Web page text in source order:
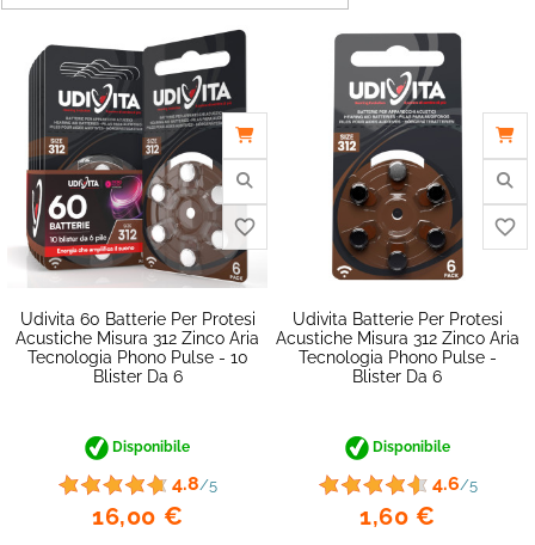
Udivita 60 Batterie Per Protesi
Acustiche Misura 312 Zinco Aria
Tecnologia Phono Pulse - 10
Blister Da 6
Disponibile
4.8/5
16,00 €
Udivita Batterie Per Protesi
Acustiche Misura 312 Zinco Aria
Tecnologia Phono Pulse -
Blister Da 6
Disponibile
4.6/5
1,60 €